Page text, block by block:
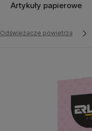
Artykuły papierowe
Odświeżacze powietrza